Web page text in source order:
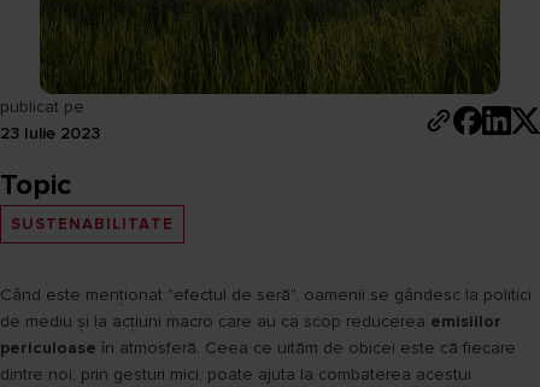
publicat pe
23 Iulie 2023
Topic
SUSTENABILITATE
Când este menționat "efectul de seră", oamenii se gândesc la politici
de mediu și la acțiuni macro care au ca scop reducerea emisiilor
periculoase în atmosferă. Ceea ce uităm de obicei este că fiecare
dintre noi, prin gesturi mici, poate ajuta la combaterea acestui